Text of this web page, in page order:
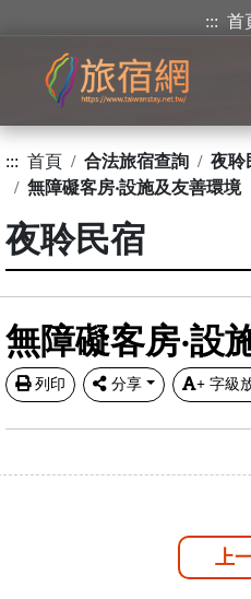
::: 首
::: 首頁 合法旅宿查詢
夜聆
無障礙客房‧設施及友善環境
夜聆民宿
無障礙客房‧設
列印 分享 + 字級
上